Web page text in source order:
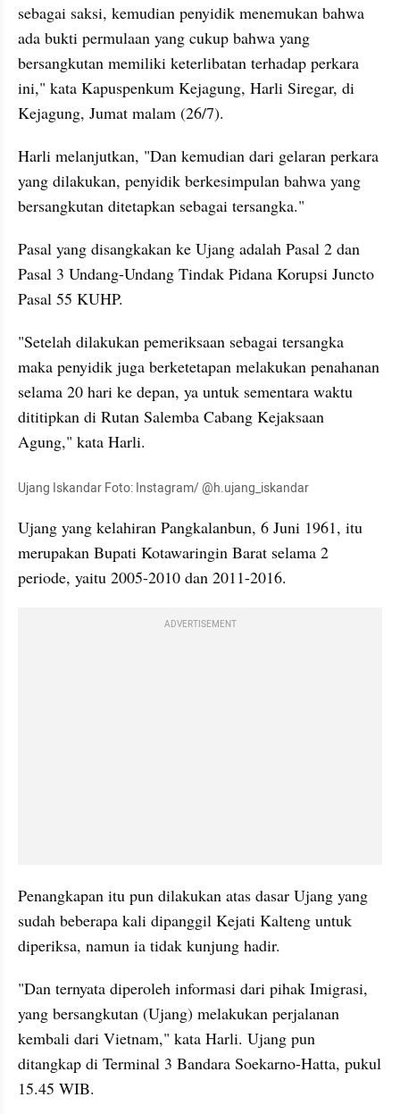
sebagai saksi, kemudian penyidik menemukan bahwa
ada bukti permulaan yang cukup bahwa yang
bersangkutan memiliki keterlibatan terhadap perkara
ini," kata Kapuspenkum Kejagung, Harli Siregar, di
Kejagung, Jumat malam (26/7).
Harli melanjutkan, "Dan kemudian dari gelaran perkara
yang dilakukan, penyidik berkesimpulan bahwa yang
bersangkutan ditetapkan sebagai tersangka."
Pasal yang disangkakan ke Ujang adalah Pasal 2 dan
Pasal 3 Undang-Undang Tindak Pidana Korupsi Juncto
Pasal 55 KUHP.
"Setelah dilakukan pemeriksaan sebagai tersangka
maka penyidik juga berketetapan melakukan penahanan
selama 20 hari ke depan, ya untuk sementara waktu
dititipkan di Rutan Salemba Cabang Kejaksaan
Agung," kata Harli.
Ujang Iskandar Foto: Instagram/ @h.ujang_iskandar
Ujang yang kelahiran Pangkalanbun, 6 Juni 1961, itu
merupakan Bupati Kotawaringin Barat selama 2
periode, yaitu 2005-2010 dan 2011-2016.
ADVERTISEMENT
Penangkapan itu pun dilakukan atas dasar Ujang yang
sudah beberapa kali dipanggil Kejati Kalteng untuk
diperiksa, namun ia tidak kunjung hadir.
"Dan ternyata diperoleh informasi dari pihak Imigrasi,
yang bersangkutan (Ujang) melakukan perjalanan
kembali dari Vietnam," kata Harli. Ujang pun
ditangkap di Terminal 3 Bandara Soekarno-Hatta, pukul
15.45 WIB.